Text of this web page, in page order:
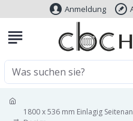
Anmeldung
1800 x 536 mm Einlagig